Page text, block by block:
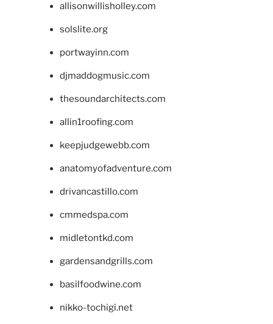
allisonwillisholley.com
solslite.org
portwayinn.com
djmaddogmusic.com
thesoundarchitects.com
allin1roofing.com
keepjudgewebb.com
anatomyofadventure.com
drivancastillo.com
cmmedspa.com
midletontkd.com
gardensandgrills.com
basilfoodwine.com
nikko-tochigi.net